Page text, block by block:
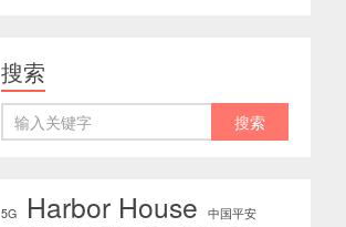
搜索
5G Harbor House
中国平安